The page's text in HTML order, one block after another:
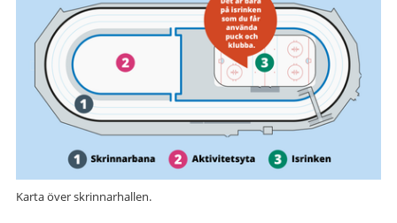
Karta över skrinnarhallen.